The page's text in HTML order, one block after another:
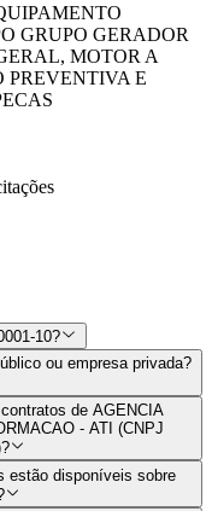
GRUPO GERADOR
MOTOR A
PREVENTIVA E
10?
ou empresa privada?
de AGENCIA
- ATI (CNPJ
estão disponíveis sobre